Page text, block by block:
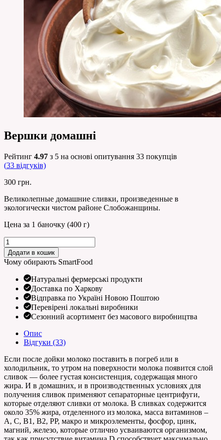
Вершки домашні
Рейтинг 4.97 з 5 на основі опитування 33 покупців
(33 відгуків)
300 грн.
Великолепные домашние сливки, произведенные в
экологически чистом районе Слобожанщины.
Цена за 1 баночку (400 г)
Вершки
домашні
кількість
Додати в кошик
Чому обирають SmartFood
Натуральні фермерські продукти
Доставка по Харкову
Відправка по Україні Новою Поштою
Перевірені локальні виробники
Сезонний асортимент без масового виробництва
Опис
Відгуки (33)
Если после дойки молоко поставить в погреб или в
холодильник, то утром на поверхности молока появится слой
сливок — более густая консистенция, содержащая много
жира. И в домашних, и в производственных условиях для
получения сливок применяют сепараторные центрифуги,
которые отделяют сливки от молока. В сливках содержится
около 35% жира, отделенного из молока, масса витаминов –
А, С, В1, В2, РР, макро и микроэлементы, фосфор, цинк,
магний, железо, которые отлично усваиваются организмом,